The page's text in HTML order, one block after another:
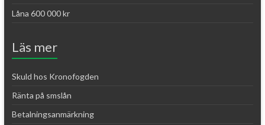
Låna 600 000 kr
Läs mer
Skuld hos Kronofogden
Ränta på smslån
Betalningsanmärkning